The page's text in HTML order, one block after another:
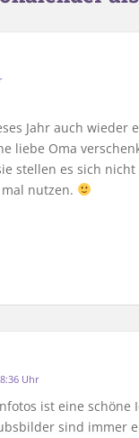
Jahr auch wieder
liebe Oma
stellen es sich
nutzen.
Uhr
ist eine
sind immer